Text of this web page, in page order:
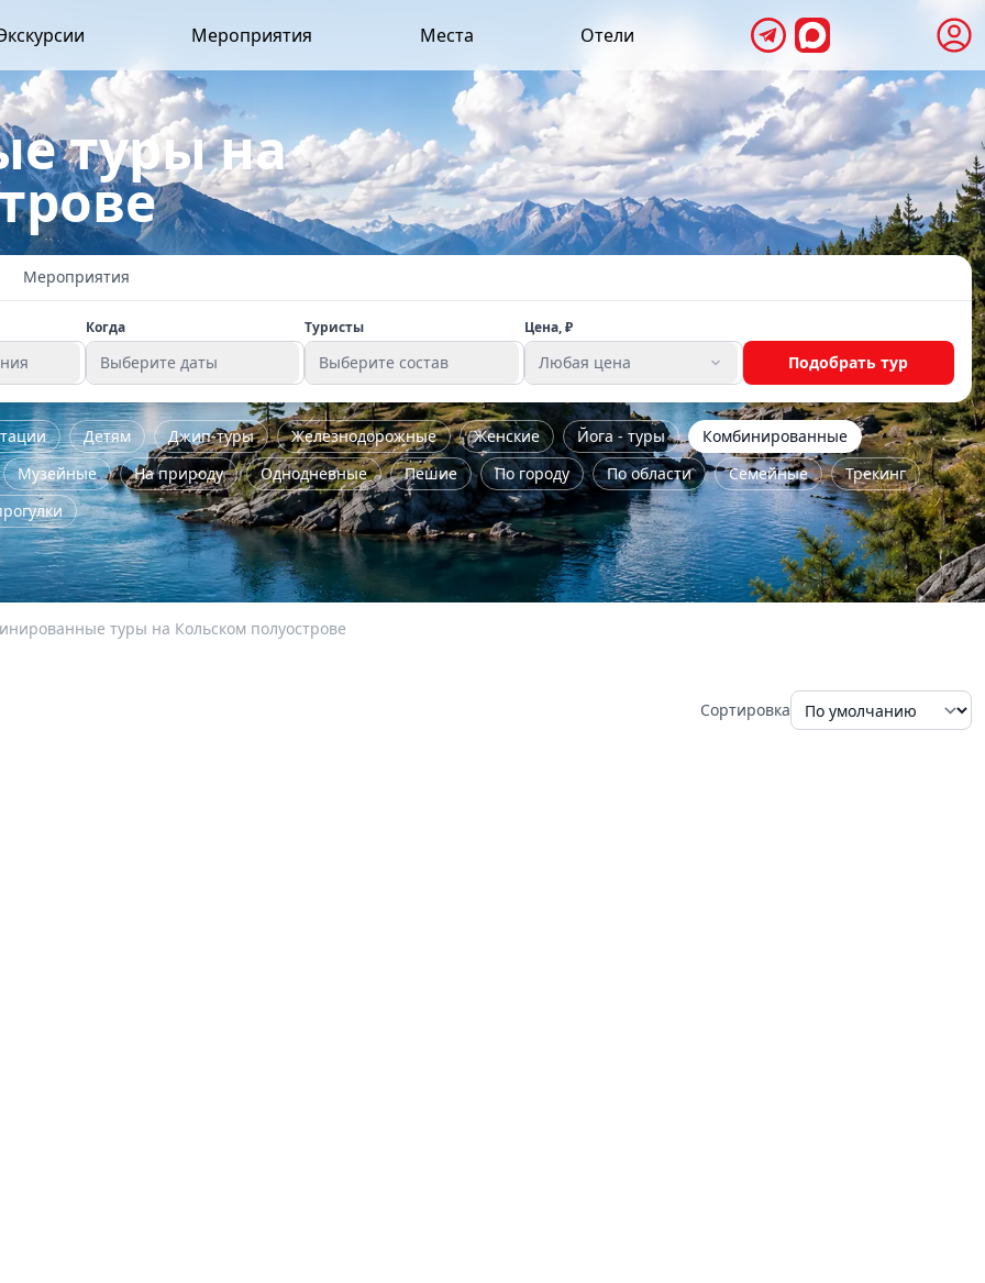
Мероприятия Места Отели
туры на
Мероприятия
Когда
Выберите даты
Туристы
Выберите состав
Цена, ₽
Любая цена Подобрать тур
Детям Джип-туры Железнодорожные Женские Йога - туры
Комбинированные
Музейные На природу Однодневные Пешие По городу По области Семейные
Трекинг
туры на Кольском полуострове
Сортировка